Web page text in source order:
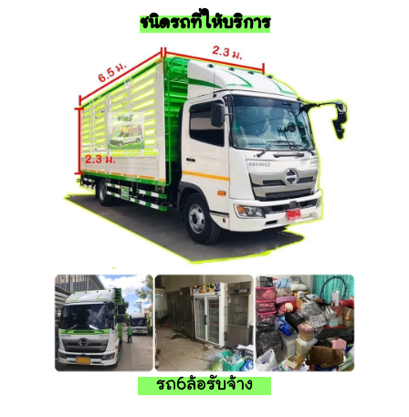
ชนิดรถที่ให้บริการ
รถ6ล้อรับจ้าง